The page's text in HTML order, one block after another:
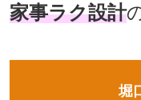
家事ラク設計
堀